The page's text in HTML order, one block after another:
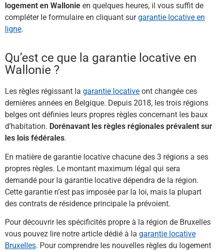
logement en Wallonie en quelques heures, il vous suffit de
compléter le formulaire en cliquant surgarantie locative en
ligne.
Qu’est ce que la garantie locative en
Wallonie ?
Les règles régissant la garantie locative ont changée ces
dernières années en Belgique. Depuis 2018, les trois régions
belges ont définies leurs propres règles concernant les baux
d’habitation. Dorénavant les règles régionales prévalent sur
les lois fédérales.
En matière de garantie locative chacune des 3 régions a ses
propres règles. Le montant maximum légal qui sera
demandé pour la garantie locative dépendra de la région.
Cette garantie n’est pas imposée par la loi, mais la plupart
des contrats de résidence principale la prévoient.
Pour découvrir les spécificités propre à la région de Bruxelles
vous pouvez lire notre article dédié à la garantie locative
Bruxelles. Pour comprendre les nouvelles règles du logement